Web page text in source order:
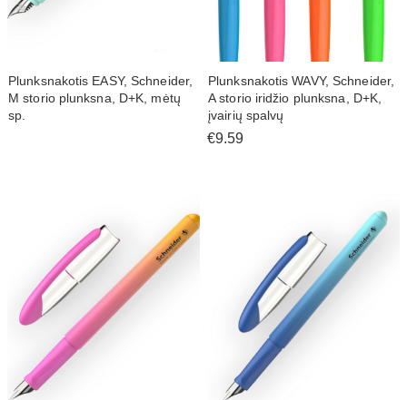
Plunksnakotis EASY, Schneider,
M storio plunksna, D+K, mėtų
sp.
Plunksnakotis WAVY, Schneider,
A storio iridžio plunksna, D+K,
įvairių spalvų
€9.59